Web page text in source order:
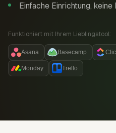
Einfache Einrichtung, keine
Funktioniert mit Ihrem Lieblingstool:
Asana Basecamp
Monday Trello